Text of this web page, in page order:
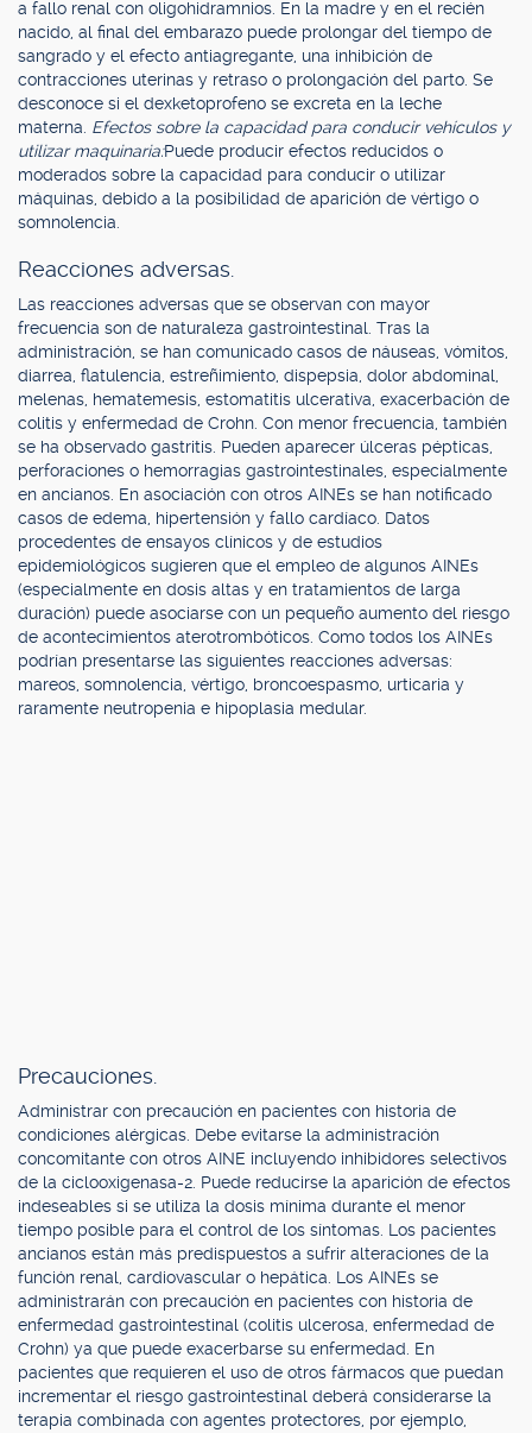
a fallo renal con oligohidramnios. En la madre y en el recién
nacido, al final del embarazo puede prolongar del tiempo de
sangrado y el efecto antiagregante, una inhibición de
contracciones uterinas y retraso o prolongación del parto. Se
desconoce si el dexketoprofeno se excreta en la leche
materna. Efectos sobre la capacidad para conducir vehículos y
utilizar maquinaria:Puede producir efectos reducidos o
moderados sobre la capacidad para conducir o utilizar
máquinas, debido a la posibilidad de aparición de vértigo o
somnolencia.
Reacciones adversas.
Las reacciones adversas que se observan con mayor
frecuencia son de naturaleza gastrointestinal. Tras la
administración, se han comunicado casos de náuseas, vómitos,
diarrea, flatulencia, estreñimiento, dispepsia, dolor abdominal,
melenas, hematemesis, estomatitis ulcerativa, exacerbación de
colitis y enfermedad de Crohn. Con menor frecuencia, también
se ha observado gastritis. Pueden aparecer úlceras pépticas,
perforaciones o hemorragias gastrointestinales, especialmente
en ancianos. En asociación con otros AINEs se han notificado
casos de edema, hipertensión y fallo cardíaco. Datos
procedentes de ensayos clínicos y de estudios
epidemiológicos sugieren que el empleo de algunos AINEs
(especialmente en dosis altas y en tratamientos de larga
duración) puede asociarse con un pequeño aumento del riesgo
de acontecimientos aterotrombóticos. Como todos los AINEs
podrían presentarse las siguientes reacciones adversas:
mareos, somnolencia, vértigo, broncoespasmo, urticaria y
raramente neutropenia e hipoplasia medular.
Precauciones.
Administrar con precaución en pacientes con historia de
condiciones alérgicas. Debe evitarse la administración
concomitante con otros AINE incluyendo inhibidores selectivos
de la ciclooxigenasa-2. Puede reducirse la aparición de efectos
indeseables si se utiliza la dosis mínima durante el menor
tiempo posible para el control de los síntomas. Los pacientes
ancianos están más predispuestos a sufrir alteraciones de la
función renal, cardiovascular o hepática. Los AINEs se
administrarán con precaución en pacientes con historia de
enfermedad gastrointestinal (colitis ulcerosa, enfermedad de
Crohn) ya que puede exacerbarse su enfermedad. En
pacientes que requieren el uso de otros fármacos que puedan
incrementar el riesgo gastrointestinal deberá considerarse la
terapia combinada con agentes protectores, por ejemplo,